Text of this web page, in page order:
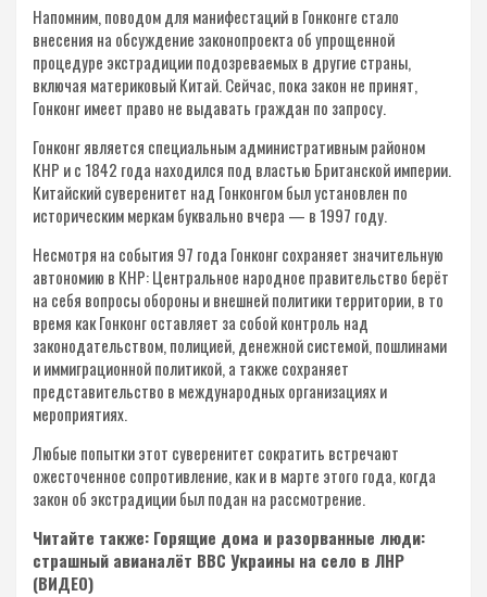
Напомним, поводом для манифестаций в Гонконге стало
внесения на обсуждение законопроекта об упрощенной
процедуре экстрадиции подозреваемых в другие страны,
включая материковый Китай. Сейчас, пока закон не принят,
Гонконг имеет право не выдавать граждан по запросу.
Гонконг является специальным административным районом
КНР и с 1842 года находился под властью Британской империи.
Китайский суверенитет над Гонконгом был установлен по
историческим меркам буквально вчера — в 1997 году.
Несмотря на события 97 года Гонконг сохраняет значительную
автономию в КНР: Центральное народное правительство берёт
на себя вопросы обороны и внешней политики территории, в то
время как Гонконг оставляет за собой контроль над
законодательством, полицией, денежной системой, пошлинами
и иммиграционной политикой, а также сохраняет
представительство в международных организациях и
мероприятиях.
Любые попытки этот суверенитет сократить встречают
ожесточенное сопротивление, как и в марте этого года, когда
закон об экстрадиции был подан на рассмотрение.
Читайте также: Горящие дома и разорванные люди:
страшный авианалёт ВВС Украины на село в ЛНР
(ВИДЕО)